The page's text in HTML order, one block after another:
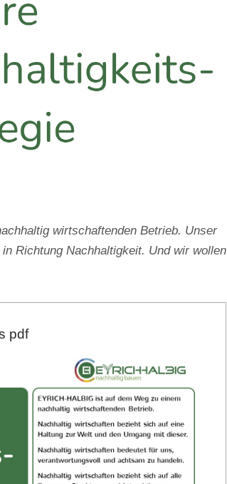
wirtschaftenden Betrieb. Unser
Richtung Nachhaltigkeit. Und wir wollen
pdf